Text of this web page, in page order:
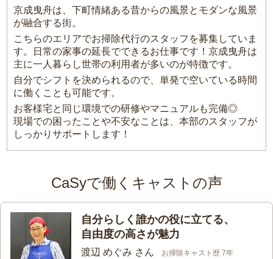
京成曳舟は、下町情緒ある昔からの風景とモダンな風景
が融合する街。
こちらのエリアでお掃除代行のスタッフを募集していま
す。日常の家事の延長でできるお仕事です！京成曳舟は
主に一人暮らし世帯の利用者が多いのが特徴です。
自分でシフトを決められるので、単発で空いている時間
に働くことも可能です。
お客様宅と同じ環境での研修やマニュアルも完備◎
現場での困ったことや不安なことは、本部のスタッフが
しっかりサポートします！
CaSyで働くキャストの声
自分らしく誰かの役に立てる、
自由度の高さが魅力
渡辺 めぐみ さん お掃除キャスト歴 7年